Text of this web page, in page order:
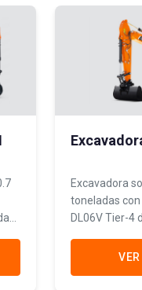
Excavadora
toneladas con
DL06V Tier-4
para
VER